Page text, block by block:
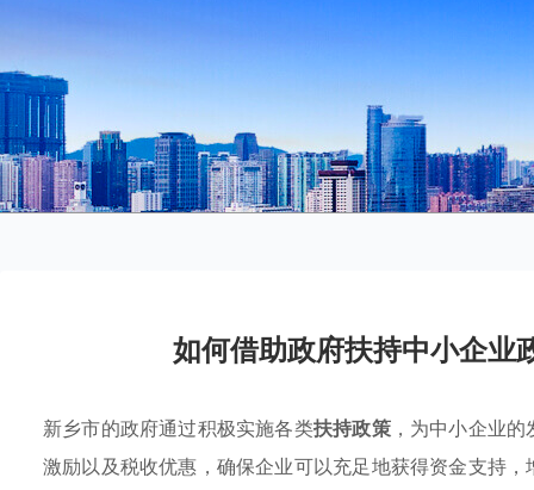
如何借助政府扶持中小企业
新乡市的政府通过积极实施各类扶持政策，为中小企业的
激励以及税收优惠，确保企业可以充足地获得资金支持